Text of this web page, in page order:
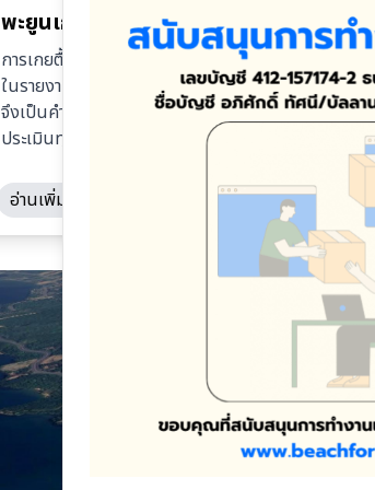
พะยูนเกยตื้น กับ ความจริงที่ไม่ปรากฎใน
การเกยตื้นของพะยูน ชื่อ "ชมพู" บริเวณพื้นที่ตั้งโครงก
ในรายงานการประเมินผลกระทบสิ่งเเวดล้อมเเละสุข
จึงเป็นคำถามสำคัญถึงความบกพร่องของรายงากน
ประเมินทุกอย่างต่ำกว่าความเป็นจริง
อ่านเพิ่มเติม...